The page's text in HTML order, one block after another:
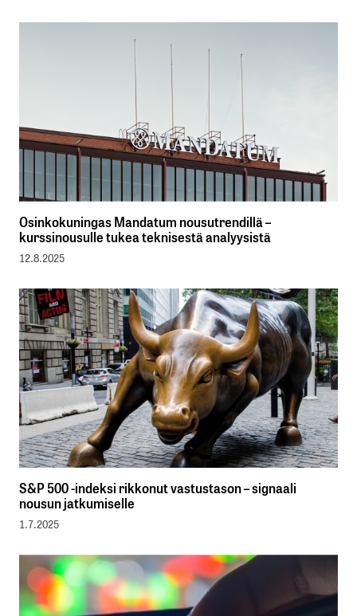
Osinkokuningas Mandatum nousutrendillä –
kurssinousulle tukea teknisestä analyysistä
12.8.2025
S&P 500 -indeksi rikkonut vastustason – signaali
nousun jatkumiselle
1.7.2025